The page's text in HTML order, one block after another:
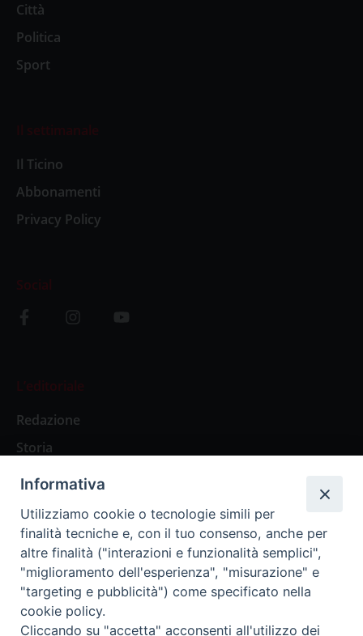
Città
Politica
Sport
Il settimanale
Il Ticino
Abbonamenti
Privacy Policy
Social
L’editoriale
Redazione
Storia
Abbonamenti
Abbonamento Annuale Digitale
Abbonamento Annuale Cartaceo
Abbonamento Singola Copia Digitale
Informativa
Utilizziamo cookie o tecnologie simili per
finalità tecniche e, con il tuo consenso, anche per
altre finalità ("interazioni e funzionalità semplici",
"miglioramento dell'esperienza", "misurazione" e
"targeting e pubblicità") come specificato nella
cookie policy.
Cliccando su "accetta" acconsenti all'utilizzo dei